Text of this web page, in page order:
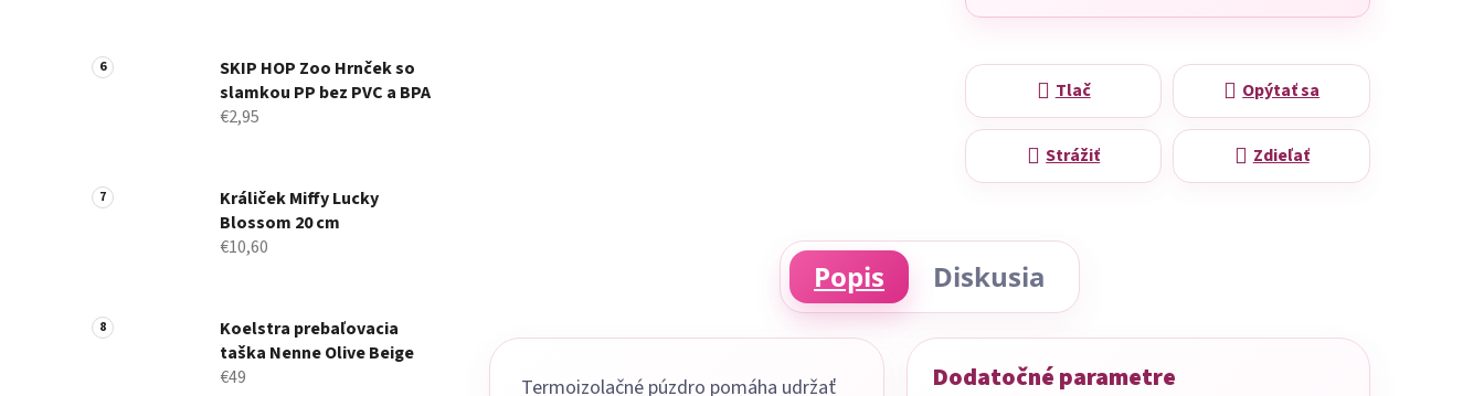
SKIP HOP Zoo Hrnček so
slamkou PP bez PVC a BPA
€2,95
Králiček Miffy Lucky
Blossom 20 cm
€10,60
Koelstra prebaľovacia
taška Nenne Olive Beige
€49
Tlač Opýtať sa
Strážiť Zdieľať
Popis Diskusia
Termoizolačné púzdro pomáha udržať
Dodatočné parametre